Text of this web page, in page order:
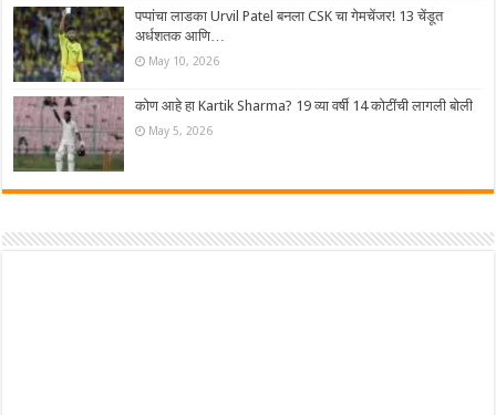
पप्पांचा लाडका Urvil Patel बनला CSK चा गेमचेंजर! 13 चेंडूत
अर्धशतक आणि…
May 10, 2026
कोण आहे हा Kartik Sharma? 19 व्या वर्षी 14 कोटींची लागली बोली
May 5, 2026